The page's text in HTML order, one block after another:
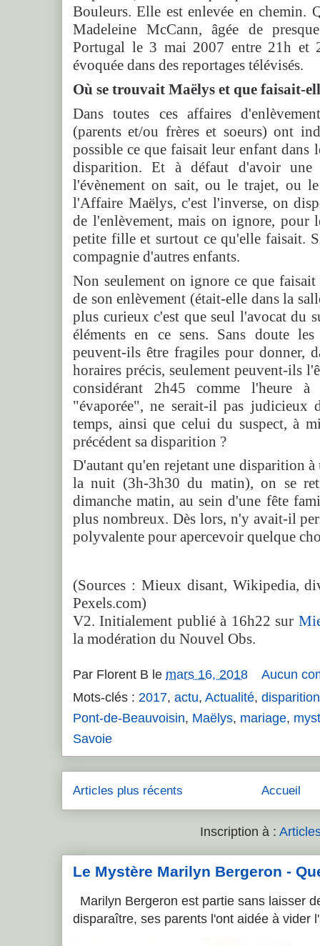
Bouleurs. Elle est enlevée en chemin.
Madeleine McCann, âgée de
Portugal le 3 mai 2007 entre 21h et
évoquée dans des reportages télévisés.
Où se trouvait Maëlys et que faisait-
Dans toutes ces affaires
(parents et/ou frères et soeurs) ont
possible ce que faisait leur enfant dans
disparition. Et à défaut d'avoir une
l'évènement on sait, ou le trajet, ou
l'Affaire Maëlys, c'est l'inverse, on
de l'enlèvement, mais on ignore, pour
petite fille et surtout ce qu'elle faisait.
compagnie d'autres enfants.
Non seulement on ignore ce que
de son enlèvement (était-elle dans la
plus curieux c'est que seul l'avocat du
éléments en ce sens. Sans doute
peuvent-ils être fragiles pour donner,
horaires précis, seulement peuvent-ils
considérant 2h45 comme l'heure
"évaporée", ne serait-il pas judicieux
temps, ainsi que celui du suspect, à
précédent sa disparition ?
D'autant qu'en rejetant une disparition à
la nuit (3h-3h30 du matin), on se
dimanche matin, au sein d'une fête
plus nombreux. Dès lors, n'y avait-il
polyvalente pour apercevoir quelque
(Sources : Mieux disant, Wikipedia,
Pexels.com)
V2. Initialement publié à 16h22 sur
la modération du Nouvel Obs.
Par Florent B le mars 16, 2018
Aucun
Mots-clés : 2017, actu, Actualité, disparition
Pont-de-Beauvoisin, Maëlys, mariage,
Savoie
Articles plus récents Accueil
Inscription à :
Le Mystère Marilyn Bergeron -
Marilyn Bergeron est partie sans laisser
disparaître, ses parents l'ont aidée à vider